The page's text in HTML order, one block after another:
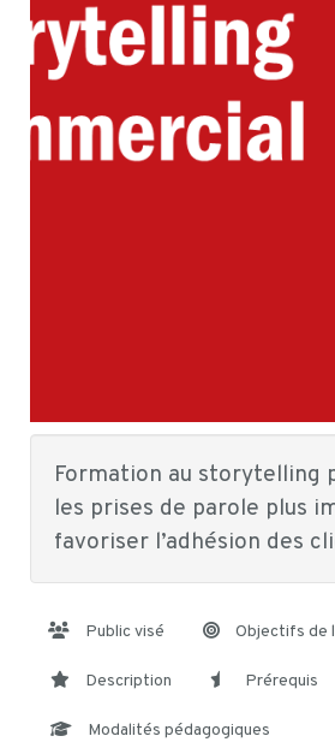
Formation au storytelling
les prises de parole plus
favoriser l’adhésion des
Public visé Objectifs de
Description Prérequis
Modalités pédagogiques